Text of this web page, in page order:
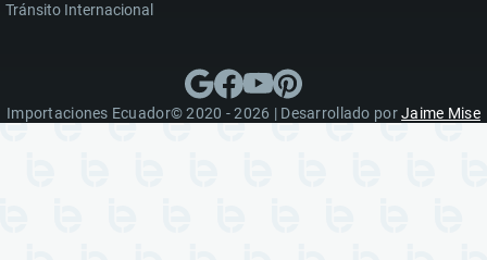
Tránsito Internacional
Importaciones Ecuador© 2020 - 2026 | Desarrollado porJaime Mise